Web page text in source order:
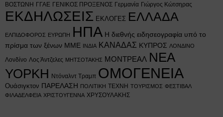
ΒΟΣΤΩΝΗ ΓΓΑΕ ΓΕΝΙΚΟΣ ΠΡΟΞΕΝΟΣ Γερμανία Γιώργος Κώτσηρας
ΕΚΔΗΛΩΣΕΙΣ ΕΚΛΟΓΕΣ ΕΛΛΑΔΑ
ΕΛΠΙΔΟΦΟΡΟΣ ΕΥΡΩΠΗ ΗΠΑ Η διεθνής ειδησεογραφία υπό το
πρίσμα των ξένων ΜΜΕ ΙΝΔΙΑ ΚΑΝΑΔΑΣ ΚΥΠΡΟΣ ΛΟΝΔΙΝΟ
Λονδίνο Λος Άντζελες ΜΗΤΣΟΤΑΚΗΣ ΜΟΝΤΡΕΑΛ ΝΕΑ
ΥΟΡΚΗ Ντόναλντ Τραμπ ΟΜΟΓΕΝΕΙΑ
Ουάσιγκτον ΠΑΡΕΛΑΣΗ ΠΟΛΙΤΙΚΗ ΤΕΧΝΗ ΤΟΥΡΙΣΜΟΣ ΦΕΣΤΙΒΑΛ
ΦΙΛΑΔΕΛΦΕΙΑ ΧΡΙΣΤΟΥΓΕΝΝΑ ΧΡΥΣΟΥΛΑΚΗΣ